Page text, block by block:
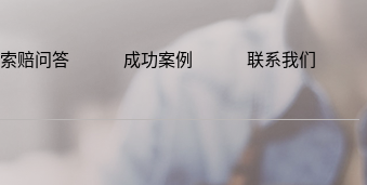
索赔问答 成功案例 联系我们